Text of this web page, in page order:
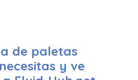
de paletas
y ve